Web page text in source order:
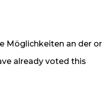
Möglichkeiten an der
already voted this